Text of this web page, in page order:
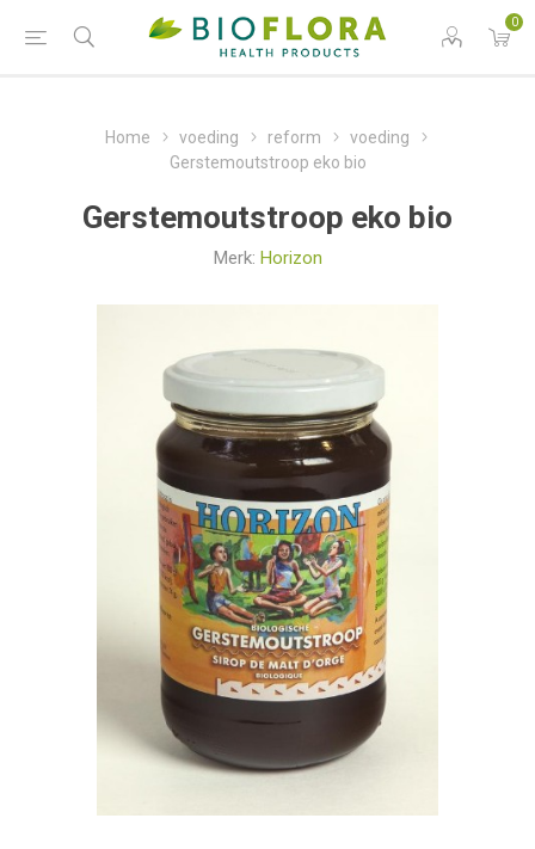
0
Home voeding reform
voeding
Gerstemoutstroop eko bio
Gerstemoutstroop eko bio
Merk: Horizon